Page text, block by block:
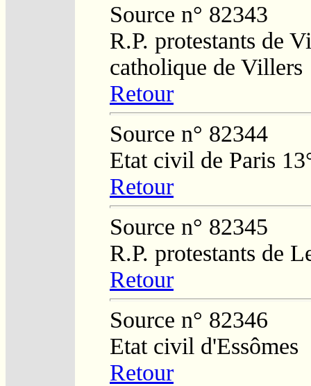
Source n° 82343
R.P. protestants de
catholique de Villers
Retour
Source n° 82344
Etat civil de Paris
Retour
Source n° 82345
R.P. protestants de
Retour
Source n° 82346
Etat civil d'Essômes
Retour